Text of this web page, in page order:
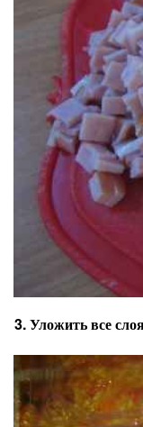
3. Уложить все